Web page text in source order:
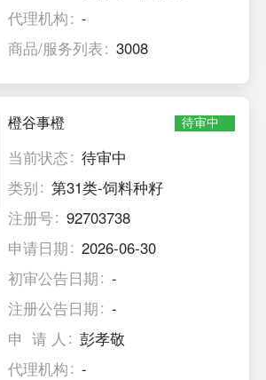
代理机构
-
商品/服务列表
3008
橙谷事橙 待审中
当前状态
待审中
类别
第31类-饲料种籽
注册号
92703738
申请日期
2026-06-30
初审公告日期
-
注册公告日期
-
申 请 人
彭孝敬
代理机构
-